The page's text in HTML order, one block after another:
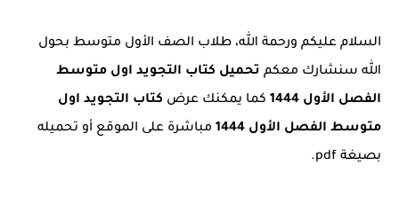
السلام عليكم ورحمة الله، طلاب الصف الأول متوسط بحول
الله سنشارك معكم تحميل كتاب التجويد اول متوسط
الفصل الأول 1444
كما يمكنك عرض كتاب التجويد اول
متوسط الفصل الأول 1444
مباشرة على الموقع أو تحميله
بصيغة pdf.